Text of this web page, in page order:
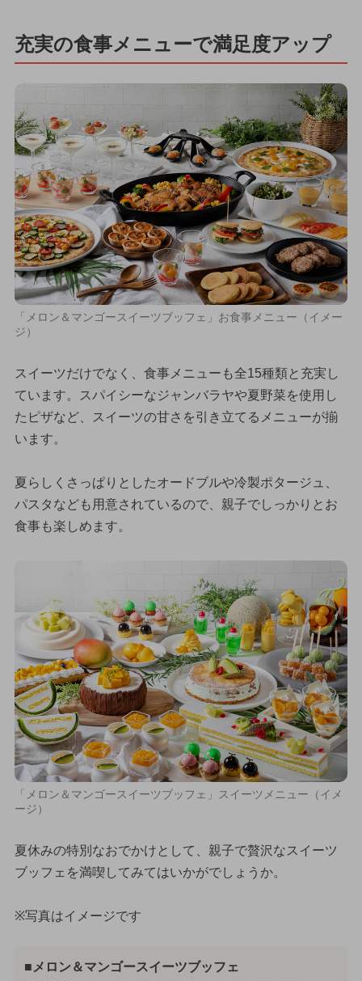
充実の食事メニューで満足度アップ
「メロン＆マンゴースイーツブッフェ」お食事メニュー（イメー
ジ）
スイーツだけでなく、食事メニューも全15種類と充実し
ています。スパイシーなジャンバラヤや夏野菜を使用し
たピザなど、スイーツの甘さを引き立てるメニューが揃
います。
夏らしくさっぱりとしたオードブルや冷製ポタージュ、
パスタなども用意されているので、親子でしっかりとお
食事も楽しめます。
「メロン＆マンゴースイーツブッフェ」スイーツメニュー（イメ
ージ）
夏休みの特別なおでかけとして、親子で贅沢なスイーツ
ブッフェを満喫してみてはいかがでしょうか。
※写真はイメージです
■メロン＆マンゴースイーツブッフェ